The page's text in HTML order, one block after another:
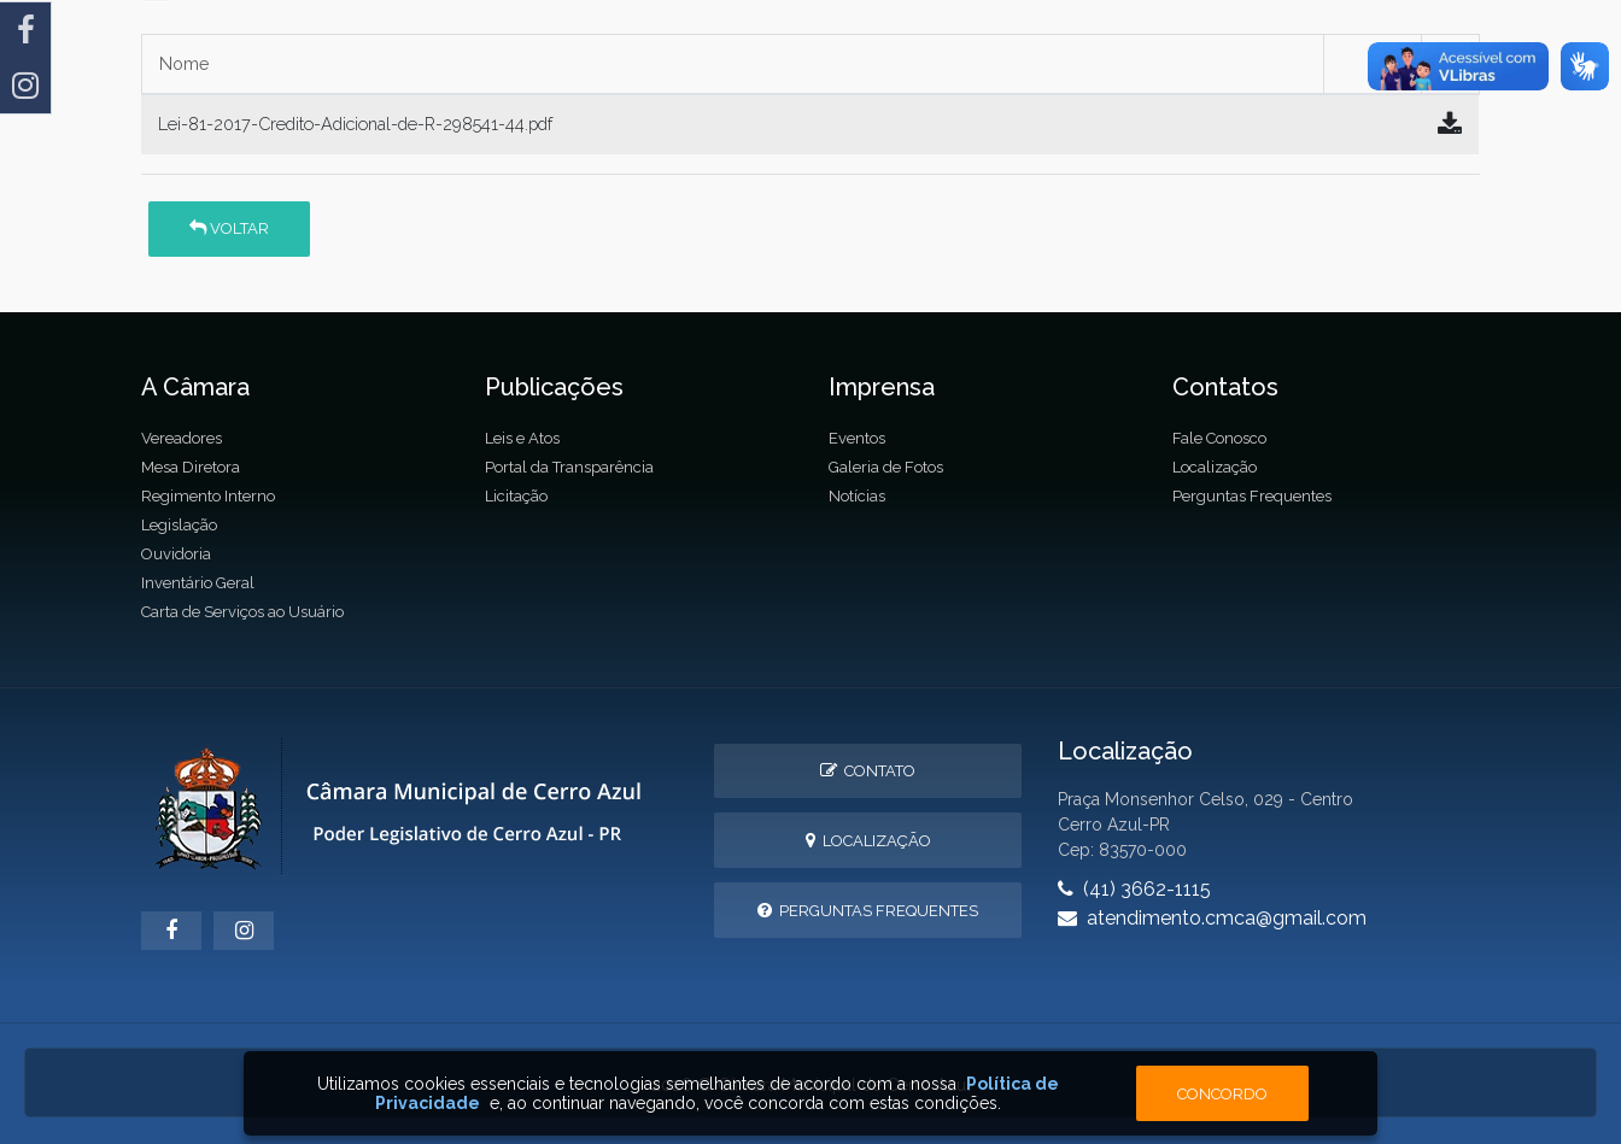
Nome
Lei-81-2017-Credito-Adicional-de-R-298541-44.pdf
VOLTAR
A Câmara
Vereadores
Mesa Diretora
Regimento Interno
Legislação
Ouvidoria
Inventário Geral
Carta de Serviços ao Usuário
Publicações
Leis e Atos
Portal da Transparência
Licitação
Imprensa
Eventos
Galeria de Fotos
Notícias
Contatos
Fale Conosco
Localização
Perguntas Frequentes
CONTATO
LOCALIZAÇÃO
PERGUNTAS FREQUENTES
Localização
Praça Monsenhor Celso, 029 - Centro
Cerro Azul-PR
Cep: 83570-000
(41) 3662-1115
atendimento.cmca@gmail.com
2026 © Câmara Municipal de Cerro Azul
Utilizamos cookies essenciais e tecnologias semelhantes de acordo com a nossa Política de
Privacidade e, ao continuar navegando, você concorda com estas condições. CONCORDO